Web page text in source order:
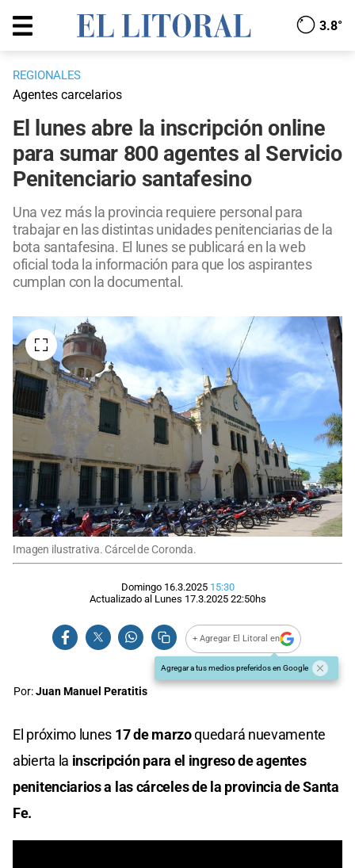
3.8°
REGIONALES
Agentes carcelarios
El lunes abre la inscripción online
para sumar 800 agentes al Servicio
Penitenciario santafesino
Una vez más la provincia requiere personal para
trabajar en las distintas unidades penitenciarias de la
bota santafesina. El lunes se publicará en la web
oficial toda la información para que los aspirantes
cumplan con la documental.
Imagen ilustrativa. Cárcel de Coronda.
Domingo 16.3.2025 15:30
Actualizado al Lunes 17.3.2025 22:50hs
+ Agregar El Litoral en
Agregar a tus medios preferidos en Google
Por:Juan Manuel Peratitis
El próximo lunes 17 de marzoquedará nuevamente
abierta la inscripción para el ingreso de agentes
penitenciarios a las cárceles de la provincia de Santa
Fe.